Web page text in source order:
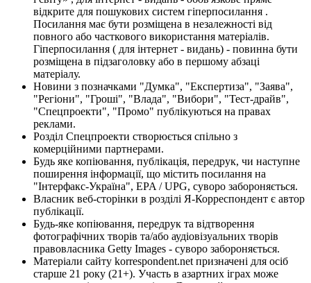
відкрите для пошукових систем гіперпосилання .
Посилання має бути розміщена в незалежності від
повного або часткового використання матеріалів.
Гіперпосилання ( для інтернет - видань) - повинна бути
розміщена в підзаголовку або в першому абзаці
матеріалу.
Новини з позначками "Думка", "Експертиза", "Заява",
"Регіони", "Гроші", "Влада", "Вибори", "Тест-драйв",
"Спецпроекти", "Промо" публікуються на правах
реклами.
Розділ Спецпроекти створюється спільно з
комерційними партнерами.
Будь яке копіювання, публікація, передрук, чи наступне
поширення інформації, що містить посилання на
"Інтерфакс-Україна", EPA / UPG, суворо забороняється.
Власник веб-сторінки в розділі Я-Корреспондент є автор
публікації.
Будь-яке копіювання, передрук та відтворення
фотографічних творів та/або аудіовізуальних творів
правовласника Getty Images - суворо забороняється.
Матеріали сайту korrespondent.net призначені для осіб
старше 21 року (21+). Участь в азартних іграх може